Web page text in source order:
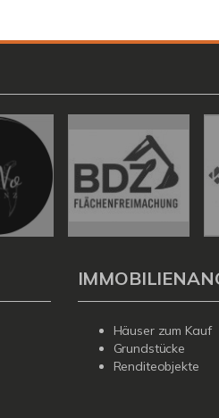
Häuser zum Kauf
Grundstücke
Renditeobjekte